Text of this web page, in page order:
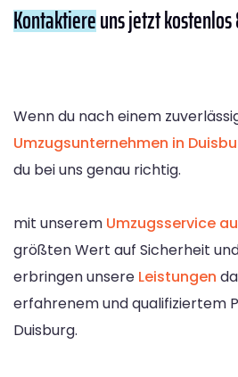
Kontaktiereuns jetzt
Wenn du nach einem
Umzugsunternehmen in
du bei uns genau richtig.
mit unserem Umzugsservice
größten Wert auf Sicherheit
erbringen unsere Leistungen
erfahrenem und qualifiziertem
Duisburg.